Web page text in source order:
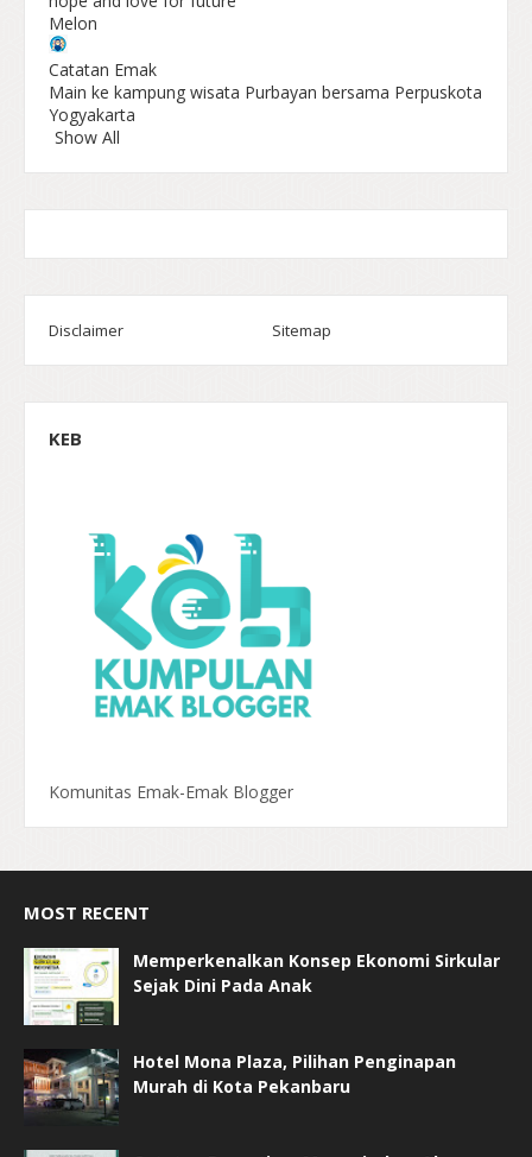
Melon
Catatan Emak
Main ke kampung wisata Purbayan bersama Perpuskota
Yogyakarta
Show All
Disclaimer Sitemap
KEB
Komunitas Emak-Emak Blogger
MOST RECENT
Memperkenalkan Konsep Ekonomi Sirkular
Sejak Dini Pada Anak
Hotel Mona Plaza, Pilihan Penginapan
Murah di Kota Pekanbaru